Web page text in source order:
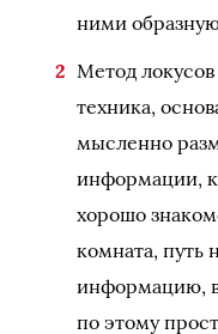
ними образную
Метод
техника,
мысленно
информации,
хорошо
комната, путь
информацию,
по этому